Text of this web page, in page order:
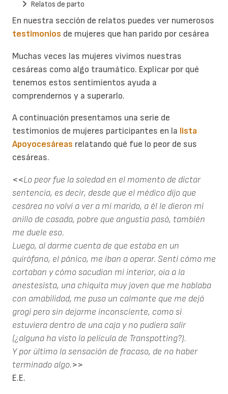
En nuestra sección de relatos puedes ver numerosos
testimonios de mujeres que han parido por cesárea
Muchas veces las mujeres vivimos nuestras
cesáreas como algo traumático. Explicar por qué
tenemos estos sentimientos ayuda a
comprendernos y a superarlo.
A continuación presentamos una serie de
testimonios de mujeres participantes en la lista
Apoyocesáreas relatando qué fue lo peor de sus
cesáreas.
<<Lo peor fue la soledad en el momento de dictar
sentencia, es decir, desde que el médico dijo que
cesárea no volví a ver a mi marido, a él le dieron mi
anillo de casada, pobre que angustia pasó, también
me duele eso.
Luego, al darme cuenta de que estaba en un
quirófano, el pánico, me iban a operar. Sentí cómo me
cortaban y cómo sacudían mi interior, oía a la
anestesista, una chiquita muy joven que me hablaba
con amabilidad, me puso un calmante que me dejó
grogi pero sin dejarme inconsciente, como si
estuviera dentro de una caja y no pudiera salir
(¿alguna ha visto la película de Transpotting?).
Y por último la sensación de fracaso, de no haber
terminado algo.>>
E.E.
Relatos de parto